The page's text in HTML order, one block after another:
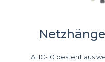
AHC-10 besteht aus